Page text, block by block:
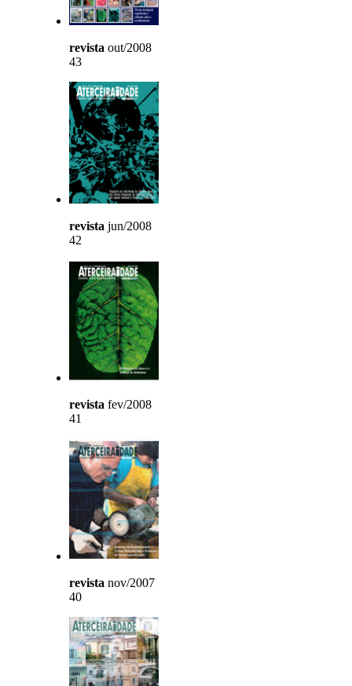
revista out/2008
43
revista jun/2008
42
revista fev/2008
41
revista nov/2007
40